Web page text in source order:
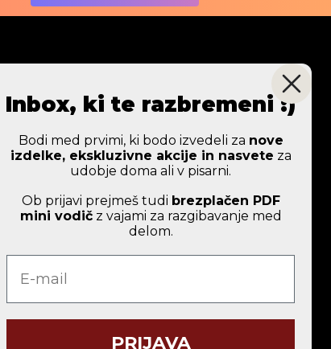
Pomoč uporabnikom
Splošni pogoji poslovanja
Plačilo in dostava
Garancija
Vračilo blaga
Varstvo osebnih podatkov
Možna plačila
Inbox, ki te razbremeni :)
Bodi med prvimi, ki bodo izvedeli za nove
izdelke, ekskluzivne akcije in nasvete za
udobje doma ali v pisarni.
Ob prijavi prejmeš tudi brezplačen PDF
mini vodičz vajami za razgibavanje med
delom.
PRIJAVA